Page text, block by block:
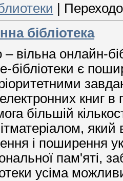
бібліотека
вільна онлайн-
бібліотеки є
книг в
більшій
і поширення
пам'яті,
усіма